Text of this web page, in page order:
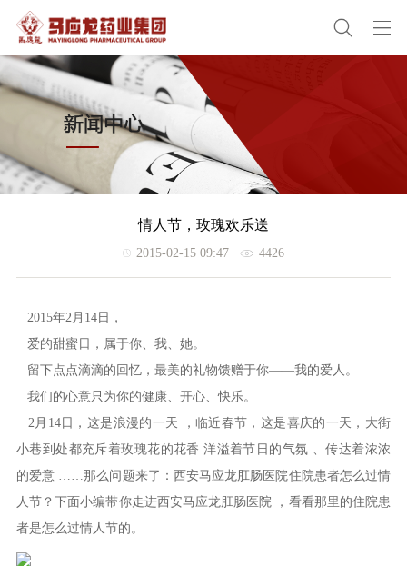
情人节，玫瑰欢乐送
2015-02-15 09:47 4426
2015年2月14日，
爱的甜蜜日，属于你、我、她。
留下点点滴滴的回忆，最美的礼物馈赠于你——我的爱人。
我们的心意只为你的健康、开心、快乐。
2月14日，这是浪漫的一天 ，临近春节，这是喜庆的一天，大街
小巷到处都充斥着玫瑰花的花香 洋溢着节日的气氛 、传达着浓浓
的爱意 ……那么问题来了：西安马应龙肛肠医院住院患者怎么过情
人节？下面小编带你走进西安马应龙肛肠医院 ，看看那里的住院患
者是怎么过情人节的。